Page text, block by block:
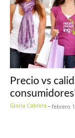
Precio vs
Gloria Cabrera - febrero